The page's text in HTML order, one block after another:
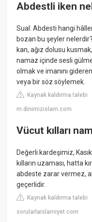
Abdestli iken
Sual: Abdesti hangi
bozan bu şeyler
kan, ağız dolusu
namaz içinde sesli
olmak ve imanını
veya bir söz söylemek.
Kaynak kaldırma talebi
m.dinimizislam.com
Vücut kılları
Değerli kardeşimiz,
kılların uzaması, hatta
abdeste zarar vermez,
geçerlidir.
Kaynak kaldırma talebi
sorularlaislamiyet.com